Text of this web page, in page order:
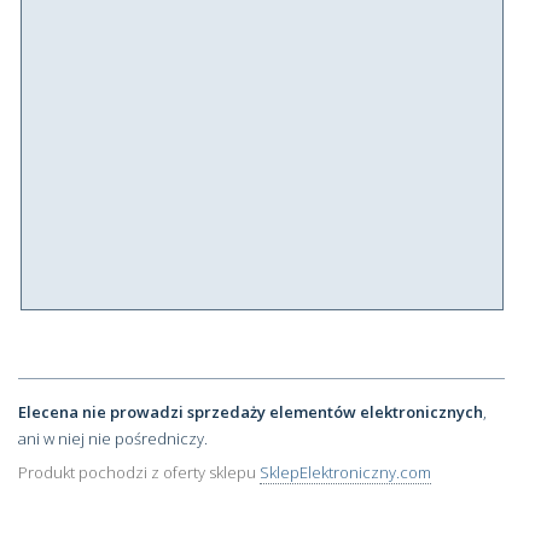
Elecena nie prowadzi sprzedaży elementów elektronicznych
ani w niej nie pośredniczy.
Produkt pochodzi z oferty sklepu SklepElektroniczny.com